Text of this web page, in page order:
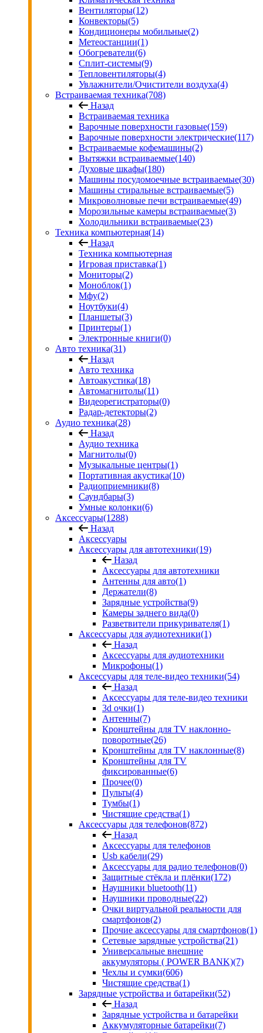
Вентиляторы(12)
Конвекторы(5)
Кондиционеры мобильные(2)
Метеостанции(1)
Обогреватели(6)
Сплит-системы(9)
Тепловентиляторы(4)
Увлажнители/Очистители воздуха(4)
Встраиваемая техника(708)
Назад
Встраиваемая техника
Варочные поверхности газовые(159)
Варочные поверхности электрические(117)
Встраиваемые кофемашины(2)
Вытяжки встраиваемые(140)
Духовые шкафы(180)
Машины посудомоечные встраиваемые(30)
Машины стиральные встраиваемые(5)
Микроволновые печи встраиваемые(49)
Морозильные камеры встраиваемые(3)
Холодильники встраиваемые(23)
Техника компьютерная(14)
Назад
Техника компьютерная
Игровая приставка(1)
Мониторы(2)
Моноблок(1)
Мфу(2)
Ноутбуки(4)
Планшеты(3)
Принтеры(1)
Электронные книги(0)
Авто техника(31)
Назад
Авто техника
Автоакустика(18)
Автомагнитолы(11)
Видеорегистраторы(0)
Радар-детекторы(2)
Аудио техника(28)
Назад
Аудио техника
Магнитолы(0)
Музыкальные центры(1)
Портативная акустика(10)
Радиоприемники(8)
Саундбары(3)
Умные колонки(6)
Аксессуары(1288)
Назад
Аксессуары
Аксессуары для автотехники(19)
Назад
Аксессуары для автотехники
Антенны для авто(1)
Держатели(8)
Зарядные устройства(9)
Камеры заднего вида(0)
Разветвители прикуривателя(1)
Аксессуары для аудиотехники(1)
Назад
Аксессуары для аудиотехники
Микрофоны(1)
Аксессуары для теле-видео техники(54)
Назад
Аксессуары для теле-видео техники
3d очки(1)
Антенны(7)
Кронштейны для TV наклонно-
поворотные(26)
Кронштейны для TV наклонные(8)
Кронштейны для TV
фиксированные(6)
Прочее(0)
Пульты(4)
Тумбы(1)
Чистящие средства(1)
Аксессуары для телефонов(872)
Назад
Аксессуары для телефонов
Usb кабели(29)
Аксессуары для радио телефонов(0)
Защитные стёкла и плёнки(172)
Наушники bluetooth(11)
Наушники проводные(22)
Очки виртуальной реальности для
смартфонов(2)
Прочие аксессуары для смартфонов(1)
Сетевые зарядные устройства(21)
Универсальные внешние
аккумуляторы ( POWER BANK)(7)
Чехлы и сумки(606)
Чистящие средства(1)
Зарядные устройства и батарейки(52)
Назад
Зарядные устройства и батарейки
Аккумуляторные батарейки(7)